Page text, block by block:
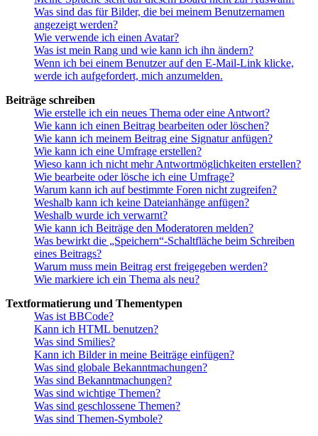
Was sind das für Bilder, die bei meinem Benutzernamen
angezeigt werden?
Wie verwende ich einen Avatar?
Was ist mein Rang und wie kann ich ihn ändern?
Wenn ich bei einem Benutzer auf den E-Mail-Link klicke,
werde ich aufgefordert, mich anzumelden.
Beiträge schreiben
Wie erstelle ich ein neues Thema oder eine Antwort?
Wie kann ich einen Beitrag bearbeiten oder löschen?
Wie kann ich meinem Beitrag eine Signatur anfügen?
Wie kann ich eine Umfrage erstellen?
Wieso kann ich nicht mehr Antwortmöglichkeiten erstellen?
Wie bearbeite oder lösche ich eine Umfrage?
Warum kann ich auf bestimmte Foren nicht zugreifen?
Weshalb kann ich keine Dateianhänge anfügen?
Weshalb wurde ich verwarnt?
Wie kann ich Beiträge den Moderatoren melden?
Was bewirkt die „Speichern“-Schaltfläche beim Schreiben
eines Beitrags?
Warum muss mein Beitrag erst freigegeben werden?
Wie markiere ich ein Thema als neu?
Textformatierung und Thementypen
Was ist BBCode?
Kann ich HTML benutzen?
Was sind Smilies?
Kann ich Bilder in meine Beiträge einfügen?
Was sind globale Bekanntmachungen?
Was sind Bekanntmachungen?
Was sind wichtige Themen?
Was sind geschlossene Themen?
Was sind Themen-Symbole?